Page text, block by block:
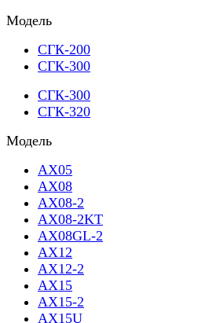
Модель
СГК-200
СГК-300
СГК-300
СГК-320
Модель
AX05
AX08
AX08-2
AX08-2KT
AX08GL-2
AX12
AX12-2
AX15
AX15-2
AX15U